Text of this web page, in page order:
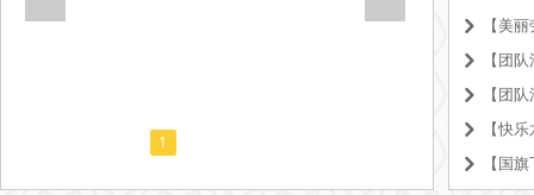
1
낑
낑
낑
낑
낑